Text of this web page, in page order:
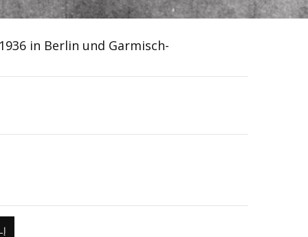
in Berlin und Garmisch-